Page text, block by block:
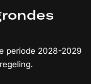
periode 2028-2029